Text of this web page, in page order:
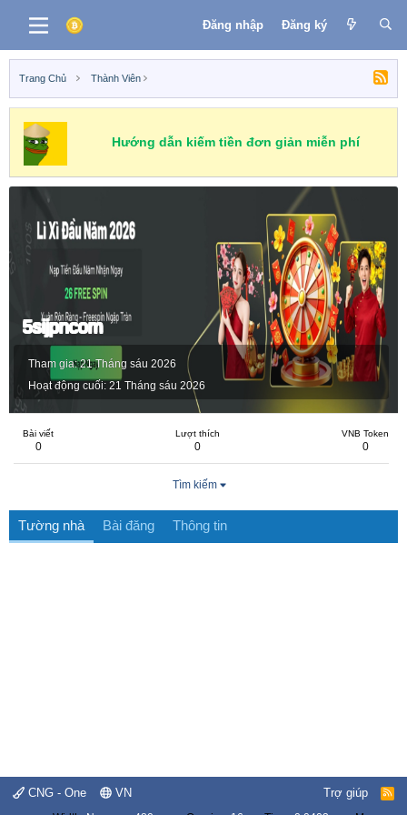
Đăng nhập Đăng ký
Trang Chủ Thành Viên
Hướng dẫn kiếm tiền đơn giản miễn phí
5sijpncom
Tham gia 21 Tháng sáu 2026
Hoạt động cuối 21 Tháng sáu 2026
Bài viết
0
Lượt thích
0
VNB Token
0
Tìm kiếm
Tường nhà Bài đăng Thông tin
CNG - One VN Trợ giúp
R